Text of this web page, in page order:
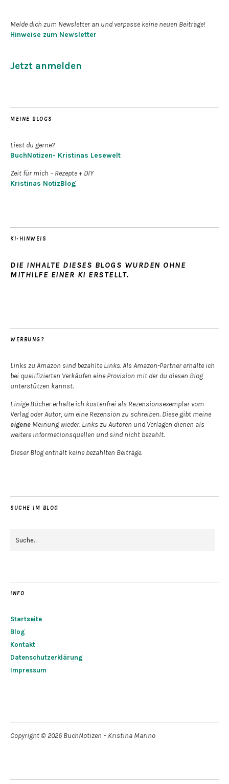
Melde dich zum Newsletter an und verpasse keine neuen Beiträge!
Hinweise zum Newsletter
Jetzt anmelden
MEINE BLOGS
Liest du gerne?
BuchNotizen- Kristinas Lesewelt
Zeit für mich – Rezepte + DIY
Kristinas NotizBlog
KI-HINWEIS
DIE INHALTE DIESES BLOGS WURDEN OHNE
MITHILFE EINER KI ERSTELLT.
WERBUNG?
Links zu Amazon sind bezahlte Links. Als Amazon-Partner erhalte ich
bei qualifizierten Verkäufen eine Provision mit der du diesen Blog
unterstützen kannst.
Einige Bücher erhalte ich kostenfrei als Rezensionsexemplar vom
Verlag oder Autor, um eine Rezension zu schreiben. Diese gibt meine
eigene Meinung wieder. Links zu Autoren und Verlagen dienen als
weitere Informationsquellen und sind nicht bezahlt.
Dieser Blog enthält keine bezahlten Beiträge.
SUCHE IM BLOG
INFO
Startseite
Blog
Kontakt
Datenschutzerklärung
Impressum
Copyright © 2026 BuchNotizen – Kristina Marino